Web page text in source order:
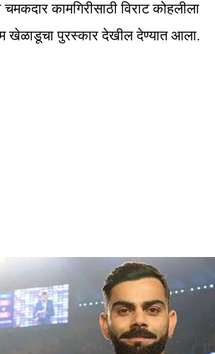
कामगिरीसाठी विराट कोहलीला
खेळाडूचा पुरस्कार देखील देण्यात आला.